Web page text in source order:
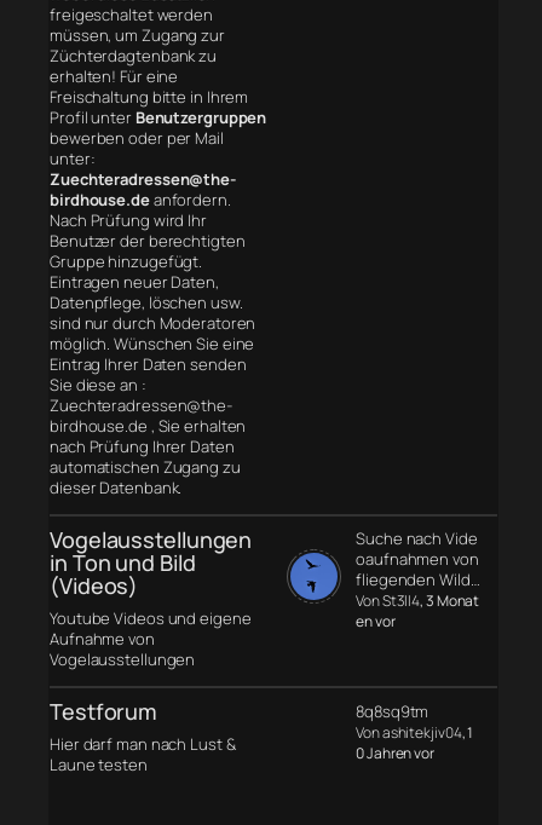
freigeschaltet werden
müssen, um Zugang zur
Züchterdagtenbank zu
erhalten! Für eine
Freischaltung bitte in Ihrem
Profil unter Benutzergruppen
bewerben oder per Mail
unter:
Zuechteradressen@the-
birdhouse.deanfordern.
Nach Prüfung wird Ihr
Benutzer der berechtigten
Gruppe hinzugefügt.
Eintragen neuer Daten,
Datenpflege, löschen usw.
sind nur durch Moderatoren
möglich. Wünschen Sie eine
Eintrag Ihrer Daten senden
Sie diese an :
Zuechteradressen@the-
birdhouse.de , Sie erhalten
nach Prüfung Ihrer Daten
automatischen Zugang zu
dieser Datenbank.
Vogelausstellungen
in Ton und Bild
(Videos)
Youtube Videos und eigene
Aufnahme von
Vogelausstellungen
Suche nach Vide
oaufnahmen von
fliegenden Wild…
Von St3ll4, 3 Monat
en vor
Testforum
Hier darf man nach Lust &
Laune testen
8q8sq9tm
Von ashitekjiv04, 1
0 Jahren vor